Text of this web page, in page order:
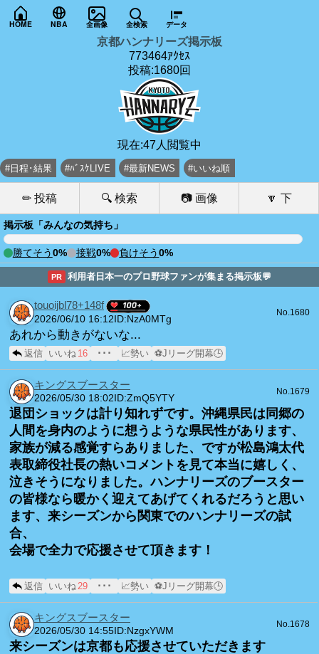
HOME NBA 全画像 全検索 データ
京都ハンナリーズ掲示板
773464ｱｸｾｽ
投稿:1680回
現在:47人閲覧中
#日程･結果 #ﾊﾞｽｹLIVE #最新NEWS #いいね順
✏ 投稿 🔍 検索 📷 画像 🔽 下
掲示板「みんなの気持ち」
勝てそう0% 接戦0% 負けそう0%
PR 利用者日本一のプロ野球ファンが集まる掲示板💬
touoijbl78+148f
2026/06/10 16:12 ID:NzA0MTg
No.1680
あれから動きがないな...
返信 いいね 16 ･･･ 📈勢い ⚽Jリーグ開幕🕒
キングスブースター
2026/05/30 18:02 ID:ZmQ5YTY
No.1679
退団ショックは計り知れずです。沖縄県民は同郷の
人間を身内のように想うような県民性があります、
家族が減る感覚すらありました、ですが松島鴻太代
表取締役社長の熱いコメントを見て本当に嬉しく、
泣きそうになりました。ハンナリーズのブースター
の皆様なら暖かく迎えてあげてくれるだろうと思い
ます、来シーズンから関東でのハンナリーズの試
合、
会場で全力で応援させて頂きます！
返信 いいね 29 ･･･ 📈勢い ⚽Jリーグ開幕🕒
キングスブースター
2026/05/30 14:55 ID:NzgxYWM
No.1678
来シーズンは京都も応援させていただきます